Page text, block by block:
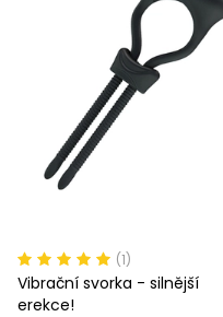
(1)
Vibrační svorka - silnější
erekce!